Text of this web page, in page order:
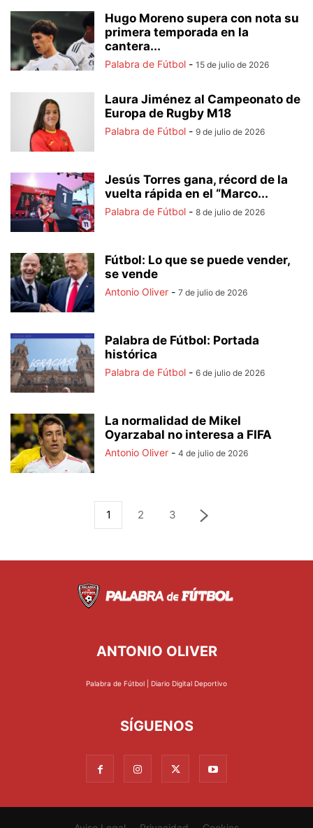
Hugo Moreno supera con nota su
primera temporada en la
cantera...
Palabra de Fútbol - 15 de julio de 2026
Laura Jiménez al Campeonato de
Europa de Rugby M18
Palabra de Fútbol - 9 de julio de 2026
Jesús Torres gana, récord de la
vuelta rápida en el “Marco...
Palabra de Fútbol - 8 de julio de 2026
Fútbol: Lo que se puede vender,
se vende
Antonio Oliver - 7 de julio de 2026
Palabra de Fútbol: Portada
histórica
Palabra de Fútbol - 6 de julio de 2026
La normalidad de Mikel
Oyarzabal no interesa a FIFA
Antonio Oliver - 4 de julio de 2026
1 2 3
ANTONIO OLIVER
Palabra de Fútbol | Diario Digital Deportivo
SÍGUENOS